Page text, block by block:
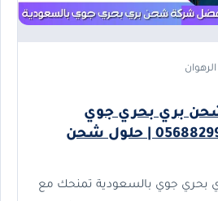
بري بحري جوي
بالسعودية 0568829975 | حلول شحن
جوي بالسعودية تمنحك مع